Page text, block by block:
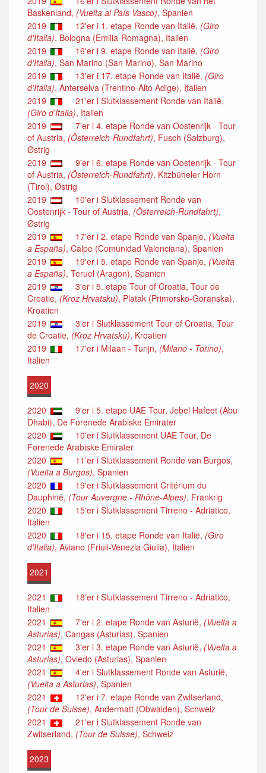
Baskenland, (Vuelta al País Vasco), Spanien
2019
12'er i 1. etape Ronde van Italië, (Giro
d'Italia), Bologna (Emilia-Romagna), Italien
2019
16'er i 9. etape Ronde van Italië, (Giro
d'Italia), San Marino (San Marino), San Marino
2019
13'er i 17. etape Ronde van Italië, (Giro
d'Italia), Anterselva (Trentino-Alto Adige), Italien
2019
21'er i Slutklassement Ronde van Italië,
(Giro d'Italia), Italien
2019
7'er i 4. etape Ronde van Oostenrijk - Tour
of Austria, (Österreich-Rundfahrt), Fusch (Salzburg),
Østrig
2019
9'er i 6. etape Ronde van Oostenrijk - Tour
of Austria, (Österreich-Rundfahrt), Kitzbüheler Horn
(Tirol), Østrig
2019
10'er i Slutklassement Ronde van
Oostenrijk - Tour of Austria, (Österreich-Rundfahrt),
Østrig
2019
17'er i 2. etape Ronde van Spanje, (Vuelta
a España), Calpe (Comunidad Valenciana), Spanien
2019
19'er i 5. etape Ronde van Spanje, (Vuelta
a España), Teruel (Aragon), Spanien
2019
3'er i 5. etape Tour of Croatia, Tour de
Croatie, (Kroz Hrvatsku), Platak (Primorsko-Goranska),
Kroatien
2019
3'er i Slutklassement Tour of Croatia, Tour
de Croatie, (Kroz Hrvatsku), Kroatien
2019
17'er i Milaan - Turijn, (Milano - Torino),
Italien
2020
2020
9'er i 5. etape UAE Tour, Jebel Hafeet (Abu
Dhabi), De Forenede Arabiske Emirater
2020
10'er i Slutklassement UAE Tour, De
Forenede Arabiske Emirater
2020
11'er i Slutklassement Ronde van Burgos,
(Vuelta a Burgos), Spanien
2020
19'er i Slutklassement Critérium du
Dauphiné, (Tour Auvergne - Rhône-Alpes), Frankrig
2020
15'er i Slutklassement Tirreno - Adriatico,
Italien
2020
18'er i 15. etape Ronde van Italië, (Giro
d'Italia), Aviano (Friuli-Venezia Giulia), Italien
2021
2021
18'er i Slutklassement Tirreno - Adriatico,
Italien
2021
7'er i 2. etape Ronde van Asturië, (Vuelta a
Asturias), Cangas (Asturias), Spanien
2021
3'er i 3. etape Ronde van Asturië, (Vuelta a
Asturias), Oviedo (Asturias), Spanien
2021
4'er i Slutklassement Ronde van Asturië,
(Vuelta a Asturias), Spanien
2021
12'er i 7. etape Ronde van Zwitserland,
(Tour de Suisse), Andermatt (Obwalden), Schweiz
2021
21'er i Slutklassement Ronde van
Zwitserland, (Tour de Suisse), Schweiz
2023